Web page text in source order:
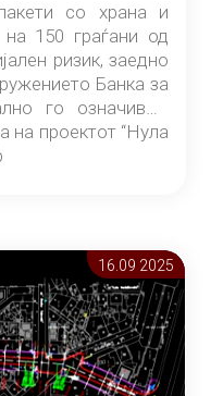
со храна и
на 150 граѓани од
ризик, заедно
Банка за
го означивме
на проектот “Нула
16.09 2025